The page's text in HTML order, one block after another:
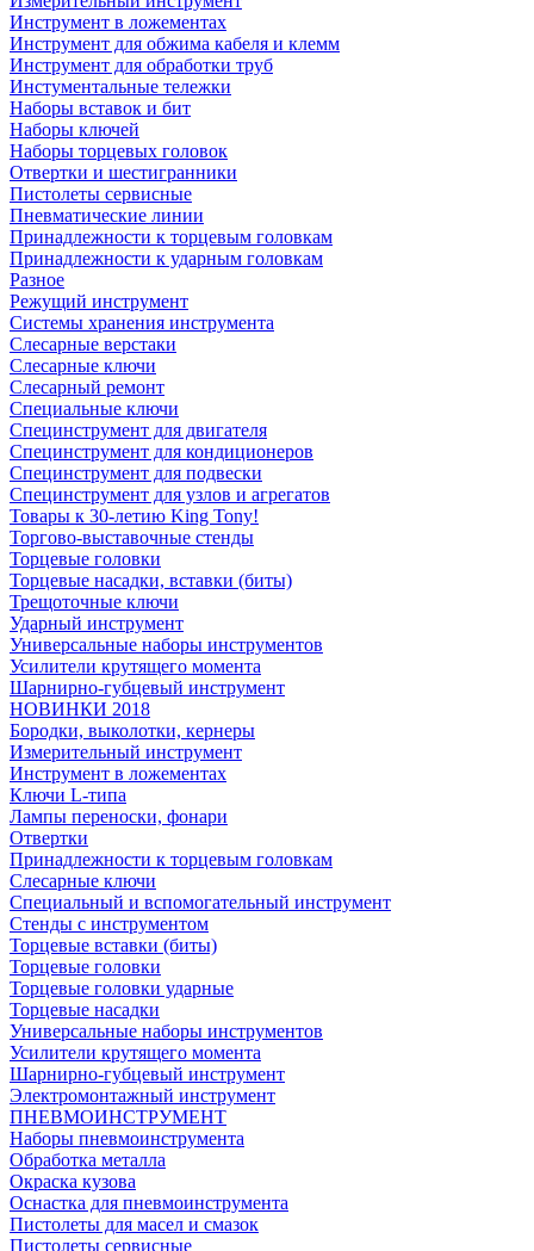
Инструмент в ложементах
Инструмент для обжима кабеля и клемм
Инструмент для обработки труб
Инстументальные тележки
Наборы вставок и бит
Наборы ключей
Наборы торцевых головок
Отвертки и шестигранники
Пистолеты сервисные
Пневматические линии
Принадлежности к торцевым головкам
Принадлежности к ударным головкам
Разное
Режущий инструмент
Системы хранения инструмента
Слесарные верстаки
Слесарные ключи
Слесарный ремонт
Специальные ключи
Специнструмент для двигателя
Специнструмент для кондиционеров
Специнструмент для подвески
Специнструмент для узлов и агрегатов
Товары к 30-летию King Tony!
Торгово-выставочные стенды
Торцевые головки
Торцевые насадки, вставки (биты)
Трещоточные ключи
Ударный инструмент
Универсальные наборы инструментов
Усилители крутящего момента
Шарнирно-губцевый инструмент
НОВИНКИ 2018
Бородки, выколотки, кернеры
Измерительный инструмент
Инструмент в ложементах
Ключи L-типа
Лампы переноски, фонари
Отвертки
Принадлежности к торцевым головкам
Слесарные ключи
Специальный и вспомогательный инструмент
Стенды с инструментом
Торцевые вставки (биты)
Торцевые головки
Торцевые головки ударные
Торцевые насадки
Универсальные наборы инструментов
Усилители крутящего момента
Шарнирно-губцевый инструмент
Электромонтажный инструмент
ПНЕВМОИНСТРУМЕНТ
Наборы пневмоинструмента
Обработка металла
Окраска кузова
Оснастка для пневмоинструмента
Пистолеты для масел и смазок
Пистолеты сервисные